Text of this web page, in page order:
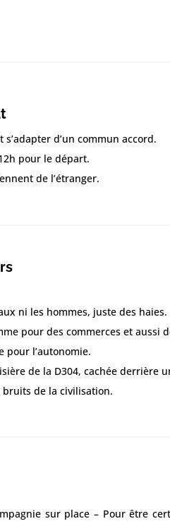
d’un commun accord.
pour le départ.
de l’étranger.
ni les hommes, juste des haies.
pour des commerces et aussi
pour l’autonomie.
de la D304, cachée derrière
bruits de la civilisation.
sur place – Pour être